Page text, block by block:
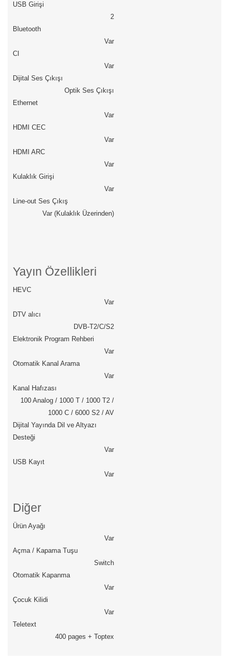
USB Girişi
2
Bluetooth
Var
CI
Var
Dijital Ses Çıkışı
Optik Ses Çıkışı
Ethernet
Var
HDMI CEC
Var
HDMI ARC
Var
Kulaklık Girişi
Var
Line-out Ses Çıkış
Var (Kulaklık Üzerinden)
Yayın Özellikleri
HEVC
Var
DTV alıcı
DVB-T2/C/S2
Elektronik Program Rehberi
Var
Otomatik Kanal Arama
Var
Kanal Hafızası
100 Analog / 1000 T / 1000 T2 /
1000 C / 6000 S2 / AV
Dijital Yayında Dil ve Altyazı
Desteği
Var
USB Kayıt
Var
Diğer
Ürün Ayağı
Var
Açma / Kapama Tuşu
Switch
Otomatik Kapanma
Var
Çocuk Kilidi
Var
Teletext
400 pages + Toptex